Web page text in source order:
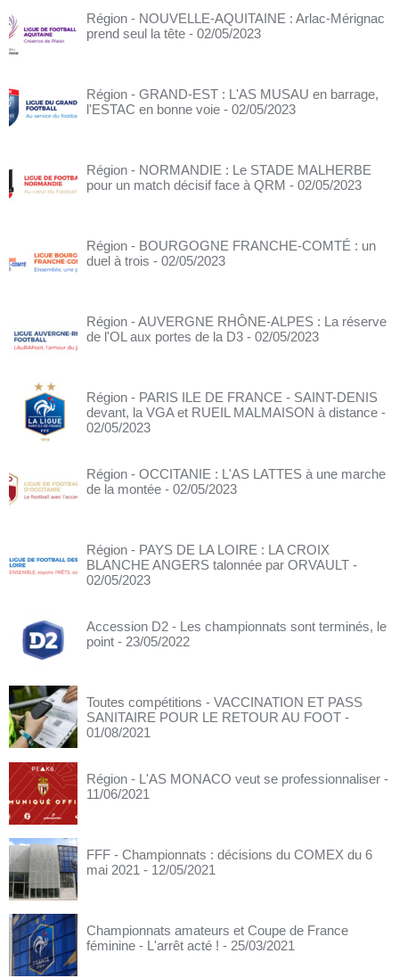
Région - NOUVELLE-AQUITAINE : Arlac-Mérignac
prend seul la tête - 02/05/2023
Région - GRAND-EST : L'AS MUSAU en barrage,
l'ESTAC en bonne voie - 02/05/2023
Région - NORMANDIE : Le STADE MALHERBE
pour un match décisif face à QRM - 02/05/2023
Région - BOURGOGNE FRANCHE-COMTÉ : un
duel à trois - 02/05/2023
Région - AUVERGNE RHÔNE-ALPES : La réserve
de l'OL aux portes de la D3 - 02/05/2023
Région - PARIS ILE DE FRANCE - SAINT-DENIS
devant, la VGA et RUEIL MALMAISON à distance -
02/05/2023
Région - OCCITANIE : L'AS LATTES à une marche
de la montée - 02/05/2023
Région - PAYS DE LA LOIRE : LA CROIX
BLANCHE ANGERS talonnée par ORVAULT -
02/05/2023
Accession D2 - Les championnats sont terminés, le
point - 23/05/2022
Toutes compétitions - VACCINATION ET PASS
SANITAIRE POUR LE RETOUR AU FOOT -
01/08/2021
Région - L'AS MONACO veut se professionnaliser -
11/06/2021
FFF - Championnats : décisions du COMEX du 6
mai 2021 - 12/05/2021
Championnats amateurs et Coupe de France
féminine - L'arrêt acté ! - 25/03/2021